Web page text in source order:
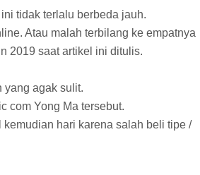
tidak terlalu berbeda jauh.
Atau malah terbilang ke empatnya
2019 saat artikel ini ditulis.
yang agak sulit.
com Yong Ma tersebut.
hari karena salah beli tipe /